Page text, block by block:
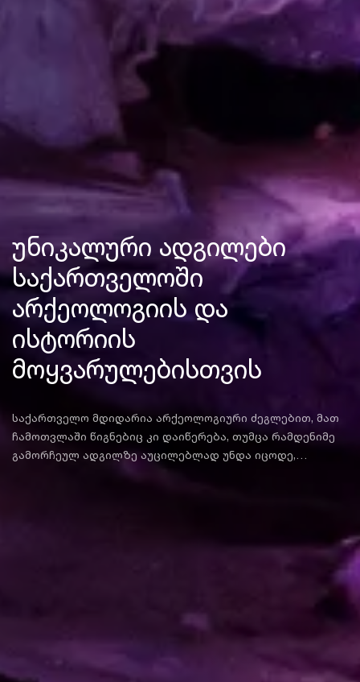
უნიკალური ადგილები
საქართველოში
არქეოლოგიის და
ისტორიის
მოყვარულებისთვის
საქართველო მდიდარია არქეოლოგიური ძეგლებით, მათ
ჩამოთვლაში წიგნებიც კი დაიწერება, თუმცა რამდენიმე
გამორჩეულ ადგილზე აუცილებლად უნდა იცოდე,
რომლებიც მსოფლიო მნიშვნელობისაა და